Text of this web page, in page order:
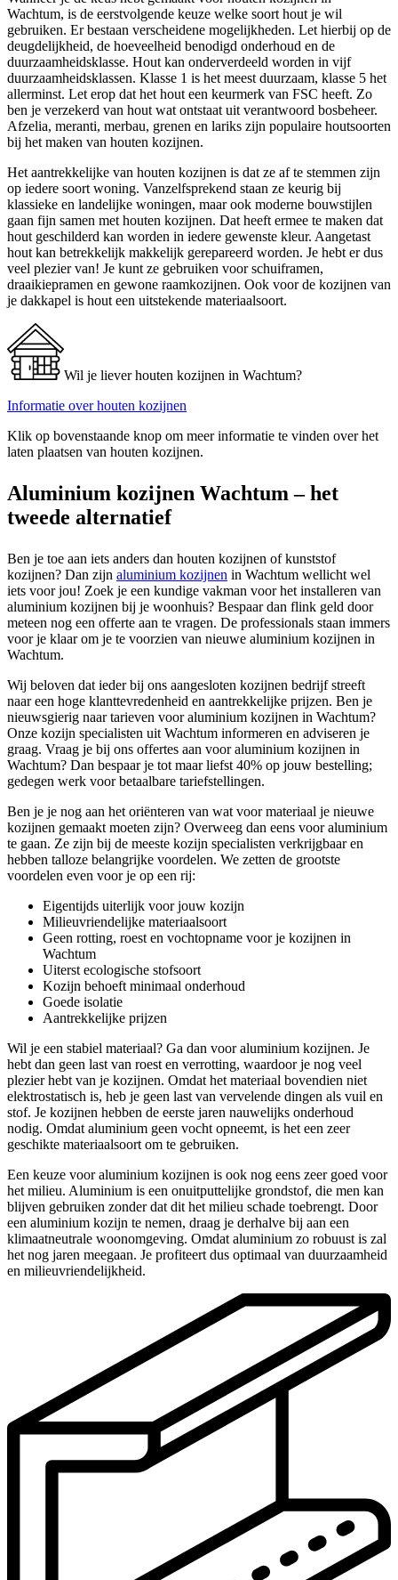
Wachtum, is de eerstvolgende keuze welke soort hout je wil
gebruiken. Er bestaan verscheidene mogelijkheden. Let hierbij op de
deugdelijkheid, de hoeveelheid benodigd onderhoud en de
duurzaamheidsklasse. Hout kan onderverdeeld worden in vijf
duurzaamheidsklassen. Klasse 1 is het meest duurzaam, klasse 5 het
allerminst. Let erop dat het hout een keurmerk van FSC heeft. Zo
ben je verzekerd van hout wat ontstaat uit verantwoord bosbeheer.
Afzelia, meranti, merbau, grenen en lariks zijn populaire houtsoorten
bij het maken van houten kozijnen.
Het aantrekkelijke van houten kozijnen is dat ze af te stemmen zijn
op iedere soort woning. Vanzelfsprekend staan ze keurig bij
klassieke en landelijke woningen, maar ook moderne bouwstijlen
gaan fijn samen met houten kozijnen. Dat heeft ermee te maken dat
hout geschilderd kan worden in iedere gewenste kleur. Aangetast
hout kan betrekkelijk makkelijk gerepareerd worden. Je hebt er dus
veel plezier van! Je kunt ze gebruiken voor schuiframen,
draaikiepramen en gewone raamkozijnen. Ook voor de kozijnen van
je dakkapel is hout een uitstekende materiaalsoort.
Wil je liever houten kozijnen in Wachtum?
Informatie over houten kozijnen
Klik op bovenstaande knop om meer informatie te vinden over het
laten plaatsen van houten kozijnen.
Aluminium kozijnen Wachtum – het
tweede alternatief
Ben je toe aan iets anders dan houten kozijnen of kunststof
kozijnen? Dan zijn aluminium kozijnen in Wachtum wellicht wel
iets voor jou! Zoek je een kundige vakman voor het installeren van
aluminium kozijnen bij je woonhuis? Bespaar dan flink geld door
meteen nog een offerte aan te vragen. De professionals staan immers
voor je klaar om je te voorzien van nieuwe aluminium kozijnen in
Wachtum.
Wij beloven dat ieder bij ons aangesloten kozijnen bedrijf streeft
naar een hoge klanttevredenheid en aantrekkelijke prijzen. Ben je
nieuwsgierig naar tarieven voor aluminium kozijnen in Wachtum?
Onze kozijn specialisten uit Wachtum informeren en adviseren je
graag. Vraag je bij ons offertes aan voor aluminium kozijnen in
Wachtum? Dan bespaar je tot maar liefst 40% op jouw bestelling;
gedegen werk voor betaalbare tariefstellingen.
Ben je je nog aan het oriënteren van wat voor materiaal je nieuwe
kozijnen gemaakt moeten zijn? Overweeg dan eens voor aluminium
te gaan. Ze zijn bij de meeste kozijn specialisten verkrijgbaar en
hebben talloze belangrijke voordelen. We zetten de grootste
voordelen even voor je op een rij:
Eigentijds uiterlijk voor jouw kozijn
Milieuvriendelijke materiaalsoort
Geen rotting, roest en vochtopname voor je kozijnen in
Wachtum
Uiterst ecologische stofsoort
Kozijn behoeft minimaal onderhoud
Goede isolatie
Aantrekkelijke prijzen
Wil je een stabiel materiaal? Ga dan voor aluminium kozijnen. Je
hebt dan geen last van roest en verrotting, waardoor je nog veel
plezier hebt van je kozijnen. Omdat het materiaal bovendien niet
elektrostatisch is, heb je geen last van vervelende dingen als vuil en
stof. Je kozijnen hebben de eerste jaren nauwelijks onderhoud
nodig. Omdat aluminium geen vocht opneemt, is het een zeer
geschikte materiaalsoort om te gebruiken.
Een keuze voor aluminium kozijnen is ook nog eens zeer goed voor
het milieu. Aluminium is een onuitputtelijke grondstof, die men kan
blijven gebruiken zonder dat dit het milieu schade toebrengt. Door
een aluminium kozijn te nemen, draag je derhalve bij aan een
klimaatneutrale woonomgeving. Omdat aluminium zo robuust is zal
het nog jaren meegaan. Je profiteert dus optimaal van duurzaamheid
en milieuvriendelijkheid.